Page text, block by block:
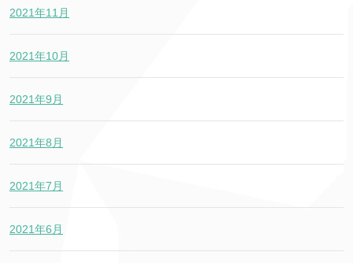
2021年11月
2021年10月
2021年9月
2021年8月
2021年7月
2021年6月